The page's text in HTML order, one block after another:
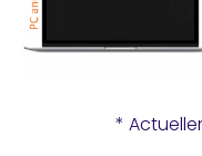
*